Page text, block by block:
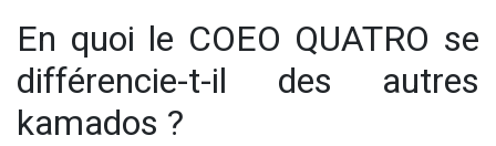
En quoi le COEO QUATRO se
différencie-t-il des autres
kamados ?